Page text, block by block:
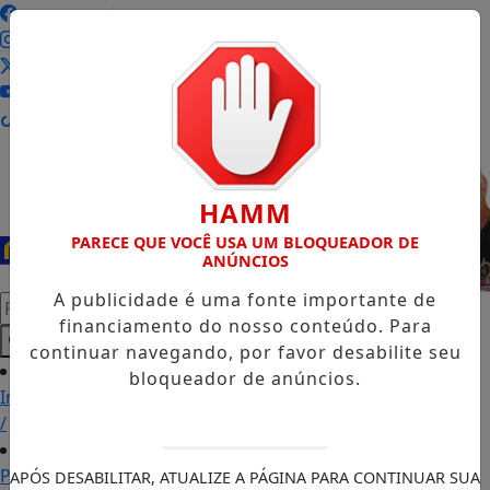
Pesquisar Notícia
Início
/
Podcasts
HAMM
PARECE QUE VOCÊ USA UM BLOQUEADOR DE
ANÚNCIOS
A publicidade é uma fonte importante de
financiamento do nosso conteúdo. Para
continuar navegando, por favor desabilite seu
bloqueador de anúncios.
APÓS DESABILITAR, ATUALIZE A PÁGINA PARA CONTINUAR SUA